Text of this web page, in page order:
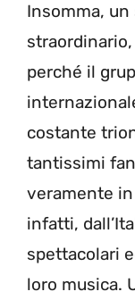
Insomma,
perché il
costante
tantissimi
veramente
infatti,
spettacolari
loro musica.